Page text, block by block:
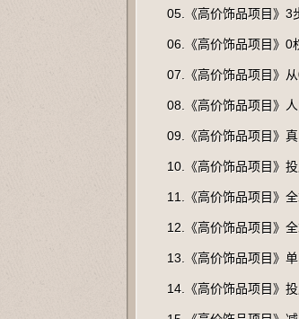
05.《高价饰品项目》3
06.《高价饰品项目》0
07.《高价饰品项目》
08.《高价饰品项目》
09.《高价饰品项目》
10.《高价饰品项目》
11.《高价饰品项目》
12.《高价饰品项目》
13.《高价饰品项目》
14.《高价饰品项目》